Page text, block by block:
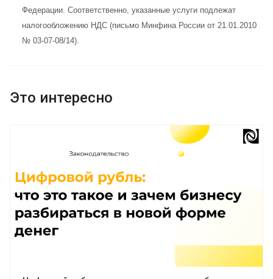
Федерации. Соответственно, указанные услуги подлежат
налогообложению НДС (письмо Минфина России от 21.01.2010
№ 03-07-08/14).
Это интересно